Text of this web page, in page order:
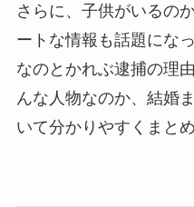
さらに、子供がいるの
ートな情報も話題にな
なのとかれぶ逮捕の理
んな人物なのか、結婚
いて分かりやすくまと